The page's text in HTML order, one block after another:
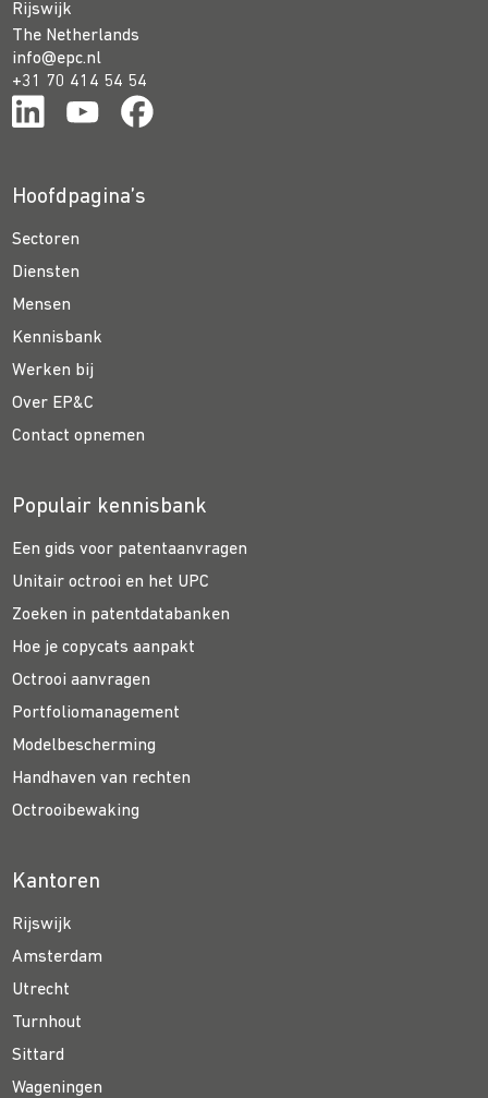
Rijswijk
The Netherlands
info@epc.nl
+31 70 414 54 54
Hoofdpagina’s
Sectoren
Diensten
Mensen
Kennisbank
Werken bij
Over EP&C
Contact opnemen
Populair kennisbank
Een gids voor patentaanvragen
Unitair octrooi en het UPC
Zoeken in patentdatabanken
Hoe je copycats aanpakt
Octrooi aanvragen
Portfoliomanagement
Modelbescherming
Handhaven van rechten
Octrooibewaking
Kantoren
Rijswijk
Amsterdam
Utrecht
Turnhout
Sittard
Wageningen